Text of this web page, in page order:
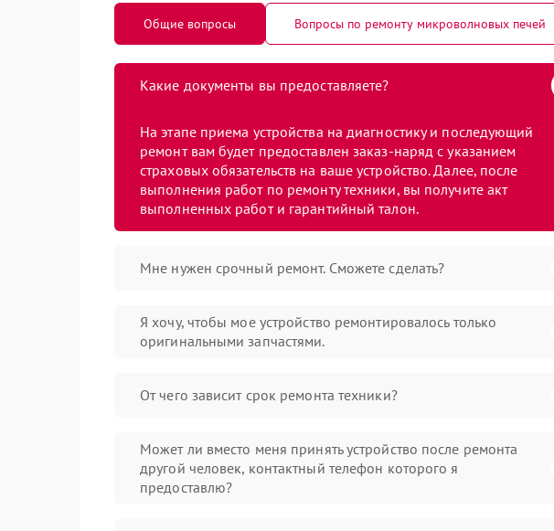
Общие вопросы Вопросы по ремонту микроволновых печей
Какие документы вы предоставляете?
На этапе приема устройства на диагностику и последующий
ремонт вам будет предоставлен заказ-наряд с указанием
страховых обязательств на ваше устройство. Далее, после
выполнения работ по ремонту техники, вы получите акт
выполненных работ и гарантийный талон.
Мне нужен срочный ремонт. Сможете сделать?
Я хочу, чтобы мое устройство ремонтировалось только
оригинальными запчастями.
От чего зависит срок ремонта техники?
Может ли вместо меня принять устройство после ремонта
другой человек, контактный телефон которого я
предоставлю?